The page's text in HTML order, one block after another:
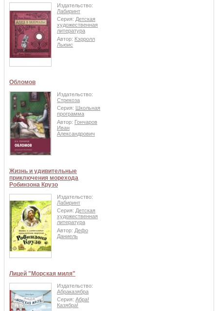
Издательство:
Лабиринт
Серия: Детская
художественная
литература
Автор: Кэрролл
Льюис
Обломов
Издательство:
Стрекоза
Серия: Школьная
программа
Автор: Гончаров
Иван
Александрович
Жизнь и удивительные
приключения морехода
Робинзона Крузо
Издательство:
Лабиринт
Серия: Детская
художественная
литература
Автор: Дефо
Даниель
Лицей "Морская миля"
Издательство:
Абраказябра
Серия: Абра!
Казябра!